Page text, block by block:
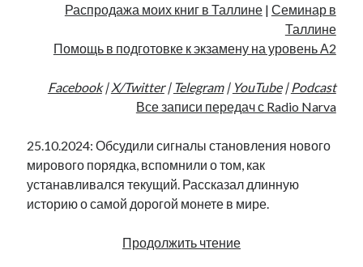
выборы
высказывание
евросоюз
нацменьшинства образование обучение эстонскому
парад клоунов парламент партия поводырь
подкаст потеряны данные пресса программа
рийгикогу россия русский роман
русскоязычное образование сми ссср стенограмма
т.х. ильвес танк фотоотчет экономика экономика эстонии
Распродажа моих книг в Таллине| Семинар в
Таллине
Помощь в подготовке к экзамену на уровень А2
Facebook| X/Twitter| Telegram| YouTube| Podcast
Все записи передач с Radio Narva
25.10.2024: Обсудили сигналы становления нового
мирового порядка, вспомнили о том, как
устанавливался текущий. Рассказал длинную
историю о самой дорогой монете в мире.
Продолжить чтениеМировой